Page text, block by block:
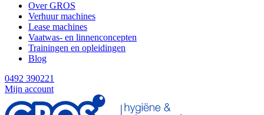
Over GROS
Verhuur machines
Lease machines
Vaatwas- en linnenconcepten
Trainingen en opleidingen
Blog
0492 390221
Mijn account